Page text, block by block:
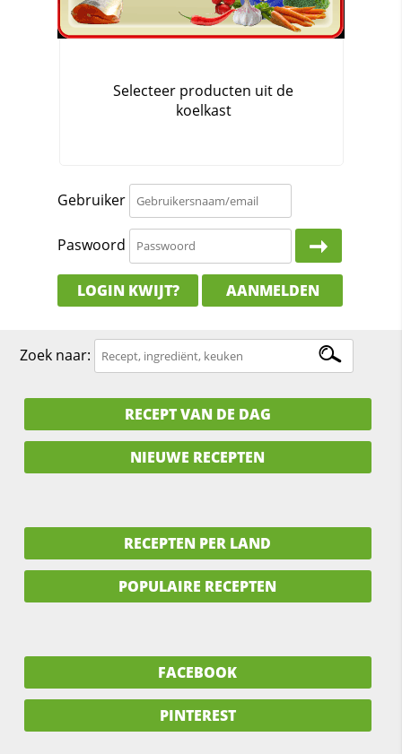
Gebruiker
Paswoord
LOGIN KWIJT? AANMELDEN
Zoek naar:
RECEPT VAN DE DAG
NIEUWE RECEPTEN
RECEPTEN PER LAND
POPULAIRE RECEPTEN
FACEBOOK
PINTEREST